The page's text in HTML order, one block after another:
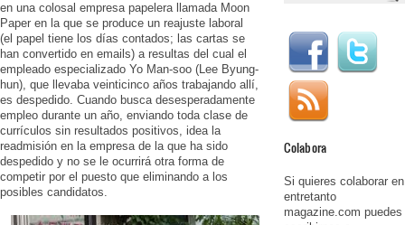
en una colosal empresa papelera llamada Moon
Paper en la que se produce un reajuste laboral
(el papel tiene los días contados; las cartas se
han convertido en emails) a resultas del cual el
empleado especializado Yo Man-soo (Lee Byung-
hun), que llevaba veinticinco años trabajando allí,
es despedido. Cuando busca desesperadamente
empleo durante un año, enviando toda clase de
currículos sin resultados positivos, idea la
readmisión en la empresa de la que ha sido
despedido y no se le ocurrirá otra forma de
competir por el puesto que eliminando a los
posibles candidatos.
Colabora
Si quieres colaborar en
entretanto
magazine.com puedes